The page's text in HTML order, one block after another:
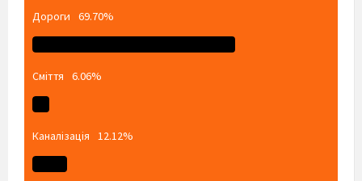
Дороги 69.70%
Сміття 6.06%
Каналізація 12.12%